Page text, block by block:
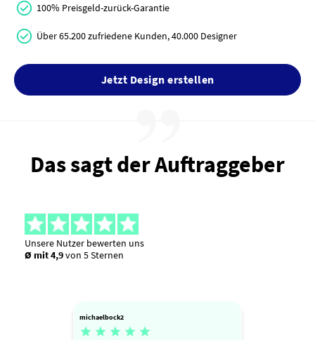
100% Preisgeld-zurück-Garantie
Über 65.200 zufriedene Kunden, 40.000 Designer
Jetzt Design erstellen
Das sagt der Auftraggeber
Unsere Nutzer bewerten uns
Ø mit 4,9von 5 Sternen
michaelbock2
    